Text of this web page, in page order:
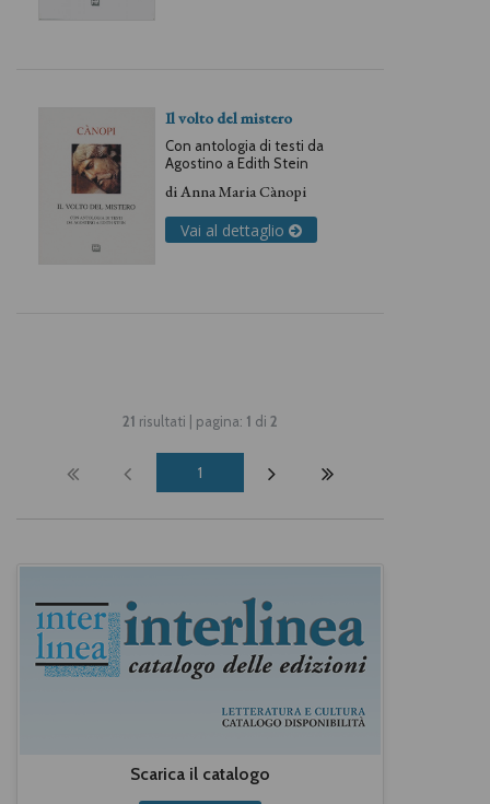
Il volto del mistero
Con antologia di testi da
Agostino a Edith Stein
diAnna Maria Cànopi
Vai al dettaglio
21 risultati | pagina: 1 di 2
1
Scarica il catalogo